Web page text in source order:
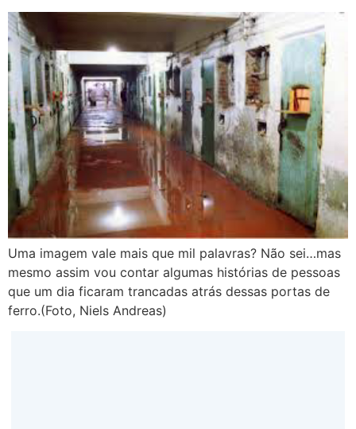
Uma imagem vale mais que mil palavras? Não sei…mas
mesmo assim vou contar algumas histórias de pessoas
que um dia ficaram trancadas atrás dessas portas de
ferro.(Foto, Niels Andreas)